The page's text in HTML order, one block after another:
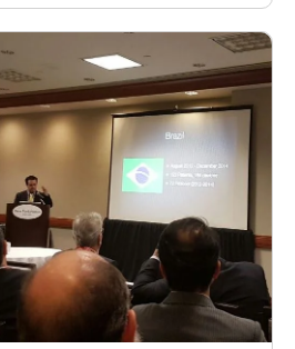
200 pacientes operados
de paraplegia!